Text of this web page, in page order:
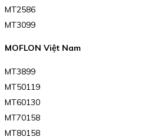
MT2586
MT3099
MOFLON Việt Nam
MT3899
MT50119
MT60130
MT70158
MT80158